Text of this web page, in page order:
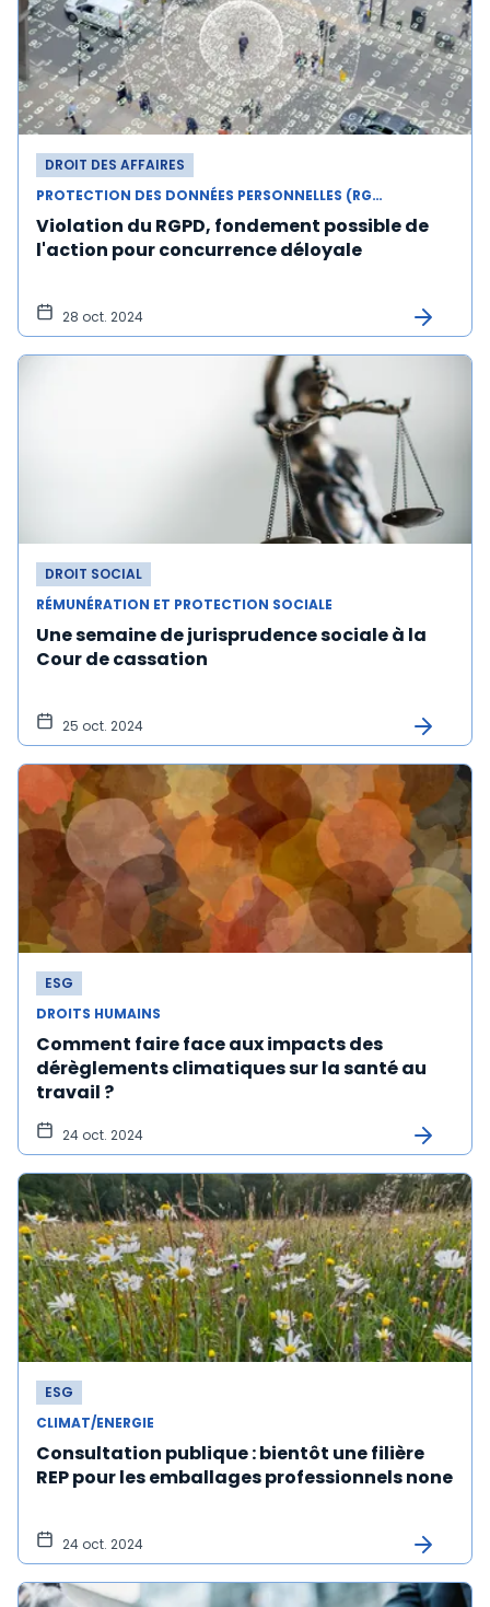
DROIT DES AFFAIRES
PROTECTION DES DONNÉES PERSONNELLES (RGPD)
Violation du RGPD, fondement possible de
l'action pour concurrence déloyale
28 oct. 2024
DROIT SOCIAL
RÉMUNÉRATION ET PROTECTION SOCIALE
Une semaine de jurisprudence sociale à la
Cour de cassation
25 oct. 2024
ESG
DROITS HUMAINS
Comment faire face aux impacts des
dérèglements climatiques sur la santé au
travail ?
24 oct. 2024
ESG
CLIMAT/ENERGIE
Consultation publique : bientôt une filière
REP pour les emballages professionnels none
24 oct. 2024